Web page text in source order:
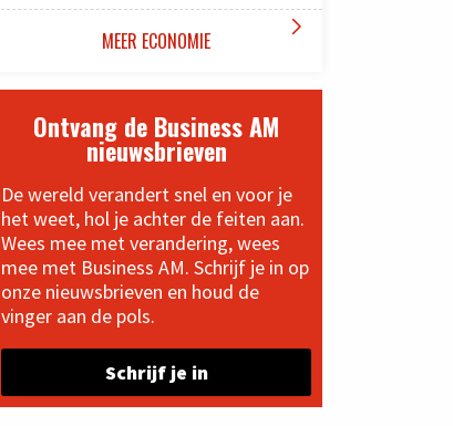
MEER ECONOMIE 
Ontvang de Business AM
nieuwsbrieven
De wereld verandert snel en voor je
het weet, hol je achter de feiten aan.
Wees mee met verandering, wees
mee met Business AM. Schrijf je in op
onze nieuwsbrieven en houd de
vinger aan de pols.
Schrijf je in